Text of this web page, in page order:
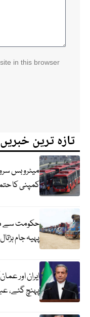
in this browser
تازہ ترین خبریں
کمپنی کا
حکومت سے
پہیہ جام
ایران اور
پہنچ گئے،